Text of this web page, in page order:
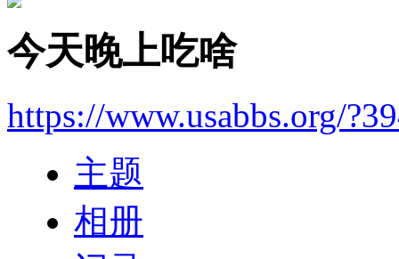
今天晚上吃啥
https://www.usabbs.org/
主题
相册